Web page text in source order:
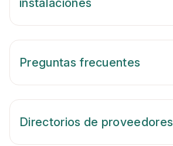
instalaciones
Preguntas frecuentes
Directorios de proveedores